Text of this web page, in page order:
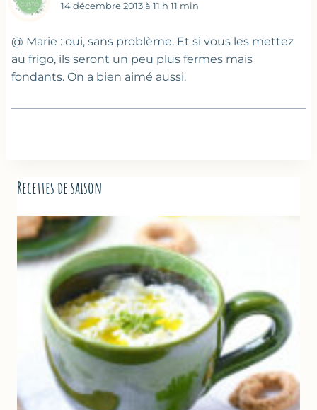
14 décembre 2013 à 11 h 11 min
@ Marie : oui, sans problème. Et si vous les mettez
au frigo, ils seront un peu plus fermes mais
fondants. On a bien aimé aussi.
Recettes de saison